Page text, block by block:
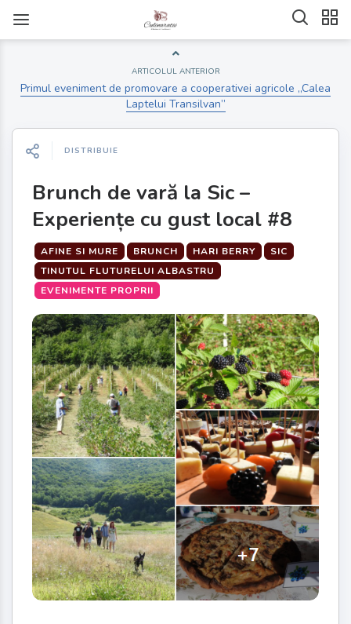
ARTICOLUL ANTERIOR
Primul eveniment de promovare a cooperativei agricole „Calea
Laptelui Transilvan”
DISTRIBUIE
Brunch de vară la Sic –
Experiențe cu gust local #8
AFINE SI MURE BRUNCH HARI BERRY
SIC
TINUTUL FLUTURELUI ALBASTRU
EVENIMENTE PROPRII